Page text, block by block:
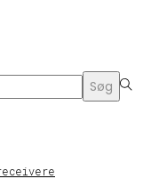
Søg